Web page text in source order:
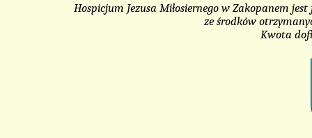
Hospicjum Jezusa Miłosiernego w Zakopanem
ze środków
Kwota